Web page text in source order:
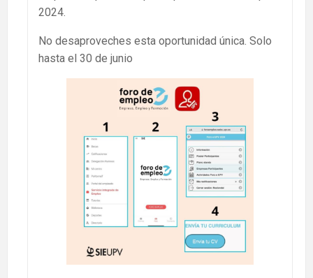
2024.
No desaproveches esta oportunidad única. Solo
hasta el 30 de junio